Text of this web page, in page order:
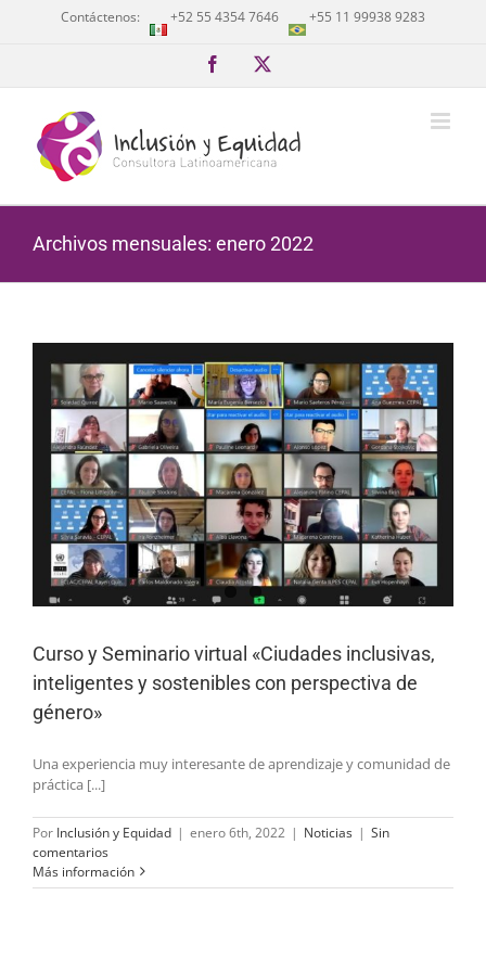
Contáctenos: +52 55 4354 7646 +55 11 99938 9283
Facebook
Archivos mensuales: enero 2022
Curso y Seminario virtual «Ciudades inclusivas,
inteligentes y sostenibles con perspectiva de
género»
Una experiencia muy interesante de aprendizaje y comunidad de
práctica [...]
Por Inclusión y Equidad | enero 6th, 2022 | Noticias | Sin
comentarios
Más información